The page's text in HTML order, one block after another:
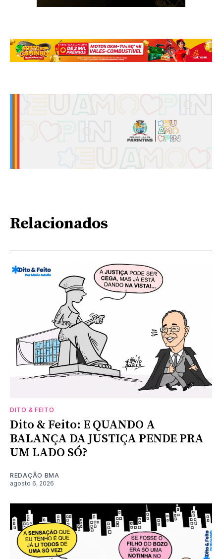
Relacionados
DITO & FEITO
Dito & Feito: E QUANDO A
BALANÇA DA JUSTIÇA PENDE PRA
UM LADO SÓ?
REDAÇÃO BMA
agosto 6, 2026